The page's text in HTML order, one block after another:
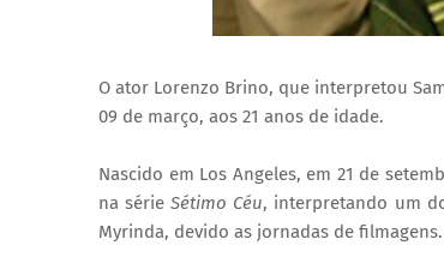
O ator Lorenzo Brino, que interpretou
09 de março, aos 21 anos de idade.
Nascido em Los Angeles, em 21 de
na sérieSétimo Céu, interpretando um
Myrinda, devido as jornadas de